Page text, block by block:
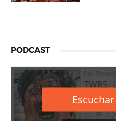
PODCAST